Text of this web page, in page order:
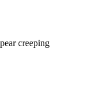
creeping